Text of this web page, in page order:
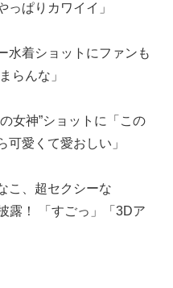
っぱりカワイイ」
水着ショットにファンも
らんな」
女神”ショットに「この
可愛くて愛おしい」
こ、超セクシーな
露！ 「すごっ」「3Dア